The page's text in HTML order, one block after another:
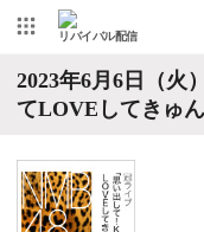
リバイバル配信
2023年6月6日（火
てLOVEしてきゅ